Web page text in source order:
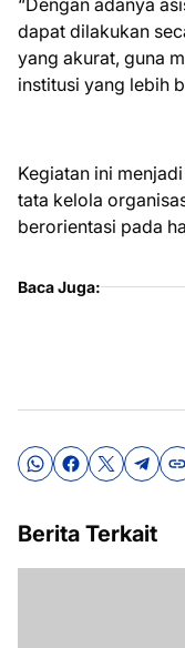
“Dengan adanya
dapat dilakukan
yang akurat, guna
institusi yang lebih
Kegiatan ini
tata kelola
berorientasi pada
Baca Juga:
Berita Terkait